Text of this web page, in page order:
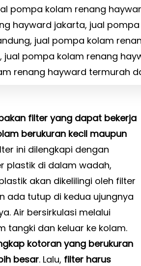
pompa kolam renang
hayward jakarta, jual
jual pompa kolam
jual pompa kolam renang
renang hayward termurah
filter yang dapat bekerja
berukuran kecil maupun
ini dilengkapi dengan
plastik di dalam wadah,
akan dikelilingi oleh filter
ada tutup di kedua ujungnya
Air bersirkulasi melalui
tangki dan keluar ke kolam.
kotoran yang berukuran
besar. Lalu, filter harus